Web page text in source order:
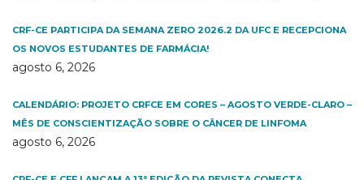
CRF-CE PARTICIPA DA SEMANA ZERO 2026.2 DA UFC E RECEPCIONA
OS NOVOS ESTUDANTES DE FARMÁCIA!
agosto 6, 2026
CALENDÁRIO: PROJETO CRFCE EM CORES – AGOSTO VERDE-CLARO –
MÊS DE CONSCIENTIZAÇÃO SOBRE O CÂNCER DE LINFOMA
agosto 6, 2026